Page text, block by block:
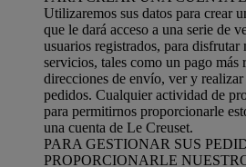
Utilizaremos sus datos para crear
que le dará acceso a una serie de
usuarios registrados, para disfrutar
servicios, tales como un pago
direcciones de envío, ver y
pedidos. Cualquier actividad de
para permitirnos proporcionarle
una cuenta de Le Creuset.
PARA GESTIONAR SUS
PROPORCIONARLE